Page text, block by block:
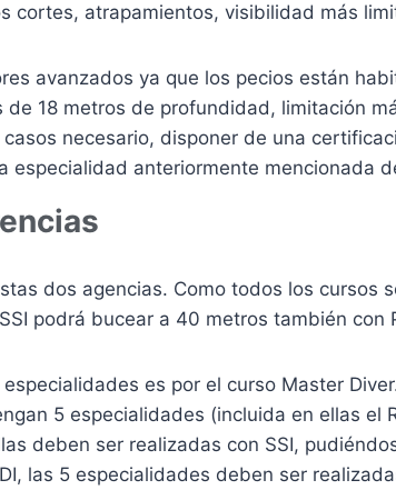
cortes, atrapamientos, visibilidad más
avanzados ya que los pecios están
18 metros de profundidad, limitación
necesario, disponer de una
especialidad anteriormente mencionada
dos agencias. Como todos los cursos
podrá bucear a 40 metros también con
es por el curso Master
5 especialidades (incluida en ellas el
deben ser realizadas con SSI,
las 5 especialidades deben ser